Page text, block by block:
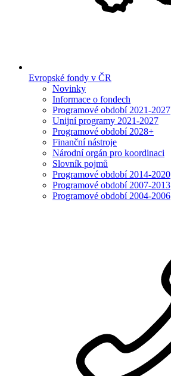
Evropské fondy v ČR
Novinky
Informace o fondech
Programové období 2021-2027
Unijní programy 2021-2027
Programové období 2028+
Finanční nástroje
Národní orgán pro koordinaci
Slovník pojmů
Programové období 2014-2020
Programové období 2007-2013
Programové období 2004-2006